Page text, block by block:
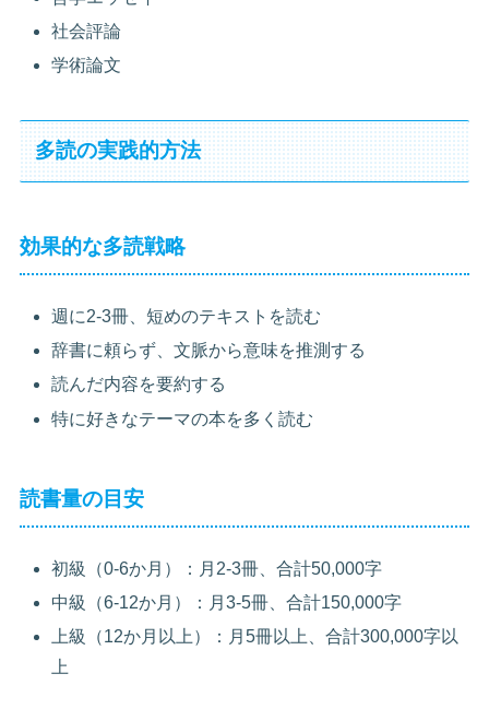
社会評論
学術論文
多読の実践的方法
効果的な多読戦略
週に2-3冊、短めのテキストを読む
辞書に頼らず、文脈から意味を推測する
読んだ内容を要約する
特に好きなテーマの本を多く読む
読書量の目安
初級（0-6か月）：月2-3冊、合計50,000字
中級（6-12か月）：月3-5冊、合計150,000字
上級（12か月以上）：月5冊以上、合計300,000字以
上